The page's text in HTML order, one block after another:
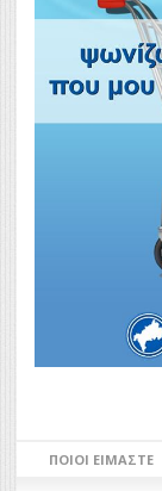
ΠΟΙΟΙ ΕΊΜΑΣΤΕ